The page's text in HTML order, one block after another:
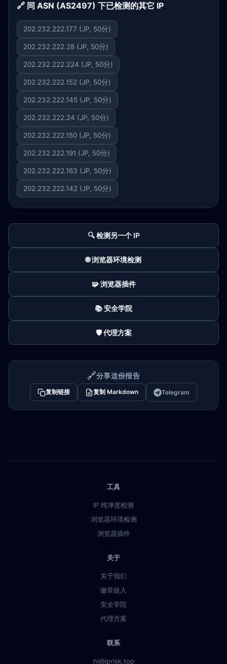
🔗 同 ASN (AS2497) 下已检测的其它 IP
202.232.222.177 (JP, 50分)
202.232.222.28 (JP, 50分)
202.232.222.224 (JP, 50分)
202.232.222.152 (JP, 50分)
202.232.222.145 (JP, 50分)
202.232.222.24 (JP, 50分)
202.232.222.150 (JP, 50分)
202.232.222.191 (JP, 50分)
202.232.222.163 (JP, 50分)
202.232.222.142 (JP, 50分)
🔍 检测另一个 IP
🌐 浏览器环境检测
🧩 浏览器插件
📚 安全学院
🛡️ 代理方案
🔗分享这份报告
复制链接 复制 Markdown Telegram
工具
IP 纯净度检测
浏览器环境检测
浏览器插件
关于
关于我们
徽章嵌入
安全学院
代理方案
联系
hi@iprisk.top